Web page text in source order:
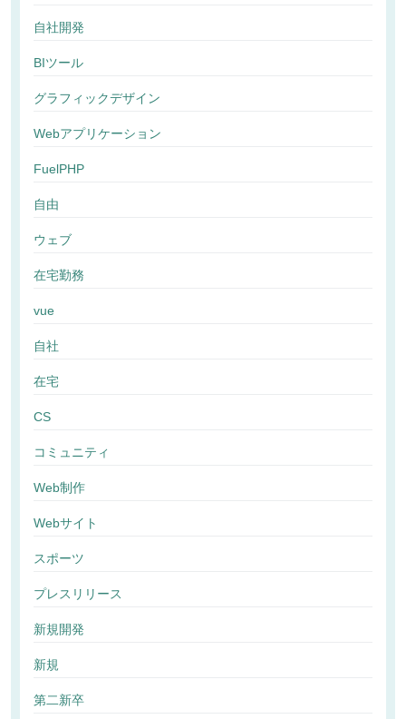
自社開発
BIツール
グラフィックデザイン
Webアプリケーション
FuelPHP
自由
ウェブ
在宅勤務
vue
自社
在宅
CS
コミュニティ
Web制作
Webサイト
スポーツ
プレスリリース
新規開発
新規
第二新卒